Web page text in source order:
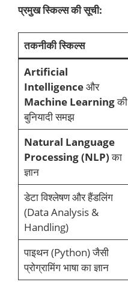
प्रमुख स्किल्स की सूची:
तकनीकी स्किल्स
Artificial
Intelligenceऔर
Machine Learningकी
बुनियादी समझ
Natural Language
Processing (NLP)का
ज्ञान
डेटा विश्लेषण और हैंडलिंग
(Data Analysis &
Handling)
पाइथन (Python) जैसी
प्रोग्रामिंग भाषा का ज्ञान